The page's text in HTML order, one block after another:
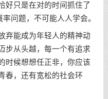
好只是在对的时间抓住了
问题，不可能人人学会。
能成为年轻人的精神动
步从头越，每一个有追求
时候想想任正非，你应该
春，还有宽松的社会环